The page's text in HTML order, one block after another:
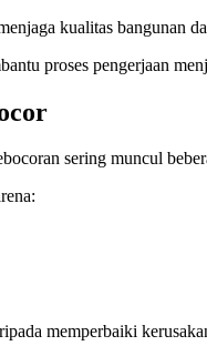
kualitas bangunan
proses pengerjaan
sering muncul
memperbaiki